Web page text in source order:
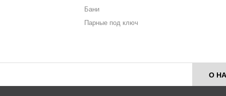
Бани
Парные под ключ
О